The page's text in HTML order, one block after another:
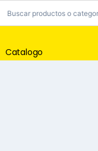
Catalogo